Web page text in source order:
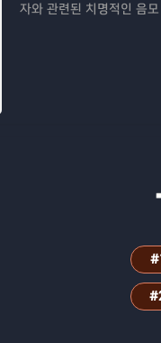
자와 관련된 치명적인 음